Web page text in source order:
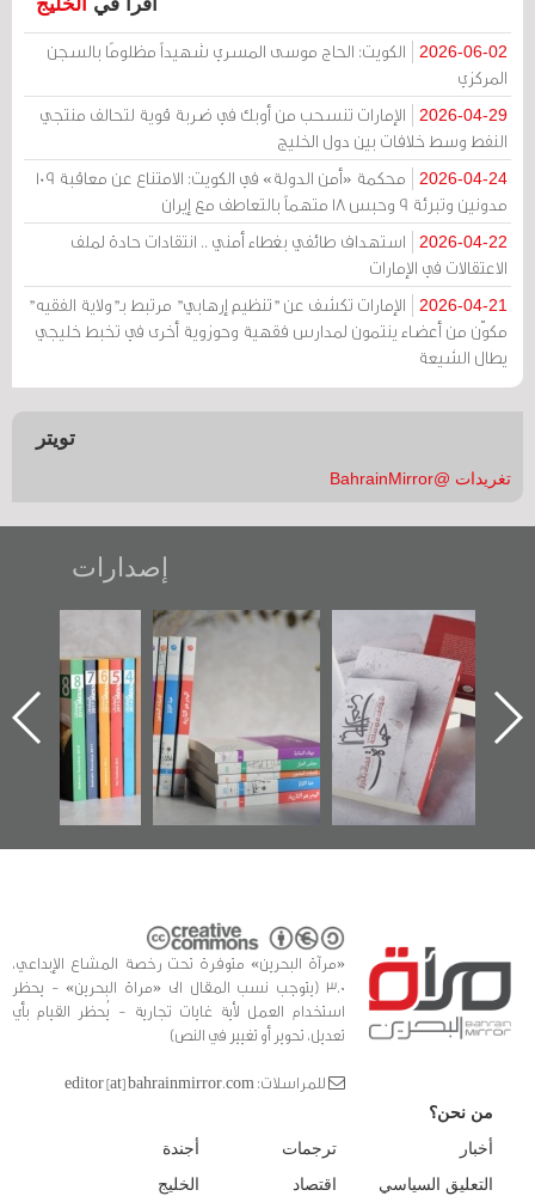
اقرأ في الخليج
2026-06-02
الكويت: الحاج موسى المسري شهيداً مظلومًا بالسجن
المركزي
2026-04-29
الإمارات تنسحب من أوبك في ضربة قوية لتحالف منتجي
النفط وسط خلافات بين دول الخليج
2026-04-24
محكمة «أمن الدولة» في الكويت: الامتناع عن معاقبة 109
مدونين وتبرئة 9 وحبس 18 متهماً بالتعاطف مع إيران
2026-04-22
استهداف طائفي بغطاء أمني .. انتقادات حادة لملف
الاعتقالات في الإمارات
2026-04-21
الإمارات تكشف عن "تنظيم إرهابي" مرتبط بـ"ولاية الفقيه"
مكوّن من أعضاء ينتمون لمدارس فقهية وحوزوية أخرى في تخبط خليجي
يطال الشيعة
تويتر
تغريدات @BahrainMirror
إصدارات
"حماة الباب الأخير":
الإصدار الأول عن
اعتصام الدراز
وأحداث ساحة
الفداء لمركز أوال
للدراسات والتوثيق
تصنيف موضوعي
للوثائق البريطانية
يقدمه «مركز أوال»
في سلسلة من 5
كتب
تصدر حصاد
الساحات 2019
«مرآة البحرين» متوفرة تحت رخصة المشاع الإبداعي،
3.0 (يتوجب نسب المقال الى «مراة البحرين» - يحظر
استخدام العمل لأية غايات تجارية - يُحظر القيام بأي
تعديل، تحوير أو تغيير في النص)
للمراسلات: editor [at] bahrainmirror.com
من نحن؟
أخبار
التعليق السياسي
ترجمات
اقتصاد
أجندة
الخليج